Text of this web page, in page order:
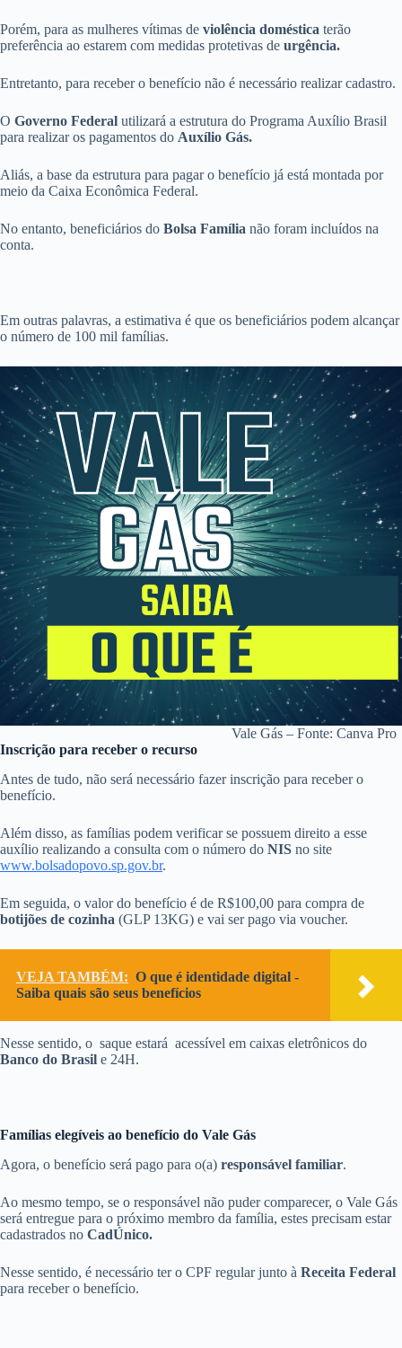
Porém, para as mulheres vítimas de violência doméstica terão
preferência ao estarem com medidas protetivas de urgência.
Entretanto, para receber o benefício não é necessário realizar cadastro.
O Governo Federal utilizará a estrutura do Programa Auxílio Brasil
para realizar os pagamentos do Auxílio Gás.
Aliás, a base da estrutura para pagar o benefício já está montada por
meio da Caixa Econômica Federal.
No entanto, beneficiários do Bolsa Família não foram incluídos na
conta.
Em outras palavras, a estimativa é que os beneficiários podem alcançar
o número de 100 mil famílias.
Vale Gás – Fonte: Canva Pro
Inscrição para receber o recurso
Antes de tudo, não será necessário fazer inscrição para receber o
benefício.
Além disso, as famílias podem verificar se possuem direito a esse
auxílio realizando a consulta com o número do NIS no site
www.bolsadopovo.sp.gov.br.
Em seguida, o valor do benefício é de R$100,00 para compra de
botijões de cozinha (GLP 13KG) e vai ser pago via voucher.
VEJA TAMBÉM: O que é identidade digital -
Saiba quais são seus benefícios
Nesse sentido, o saque estará acessível em caixas eletrônicos do
Banco do Brasil e 24H.
Famílias elegíveis ao benefício do Vale Gás
Agora, o benefício será pago para o(a) responsável familiar.
Ao mesmo tempo, se o responsável não puder comparecer, o Vale Gás
será entregue para o próximo membro da família, estes precisam estar
cadastrados no CadÚnico.
Nesse sentido, é necessário ter o CPF regular junto à Receita Federal
para receber o benefício.